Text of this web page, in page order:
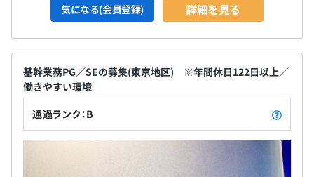
気になる(会員登録) 詳細を見る
基幹業務PG／SEの募集(東京地区) ※年間休日122日以上／
働きやすい環境
通過ランク：B